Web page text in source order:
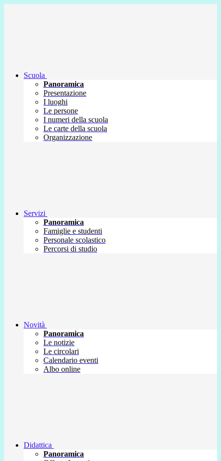
Scuola
Panoramica
Presentazione
I luoghi
Le persone
I numeri della scuola
Le carte della scuola
Organizzazione
Servizi
Panoramica
Famiglie e studenti
Personale scolastico
Percorsi di studio
Novità
Panoramica
Le notizie
Le circolari
Calendario eventi
Albo online
Didattica
Panoramica